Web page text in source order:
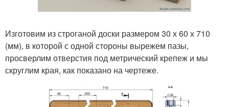
Изготовим из строганой доски размером 30 х 60 х 710
(мм), в которой с одной стороны вырежем пазы,
просверлим отверстия под метрический крепеж и мы
скруглим края, как показано на чертеже.